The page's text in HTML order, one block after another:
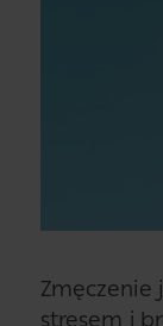
Zmęczenie
stresem i